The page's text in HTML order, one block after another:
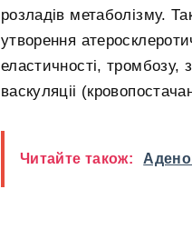
розладів метаболізму.
утворення
еластичності, тромбозу,
васкуляціі
Читайте також: